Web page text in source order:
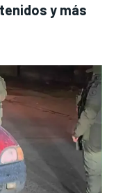
y más